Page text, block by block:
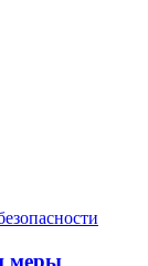
меры